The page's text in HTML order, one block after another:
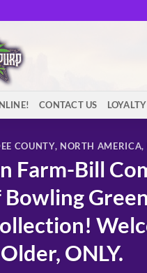
CONTACT US
COUNTY, NORTH AMERICA,
Farm-Bill
ONLY.